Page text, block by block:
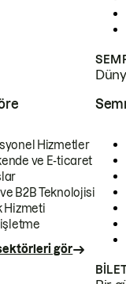
Hizmetler
ve E-ticaret
B2B Teknolojisi
Hizmeti
gör